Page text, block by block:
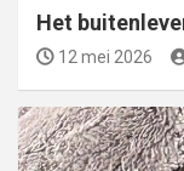
Het
12 mei 2026